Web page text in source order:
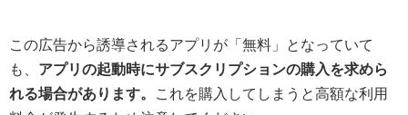
この広告から誘導されるアプリが「無料」となっていて
も、 アプリの起動時にサブスクリプションの購入を求めら
れる場合があります。 これを購入してしまうと高額な利用